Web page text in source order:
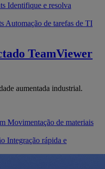
Identifique e resolva
Automação de tarefas de TI
TeamViewer
aumentada industrial.
Movimentação de materiais
Integração rápida e